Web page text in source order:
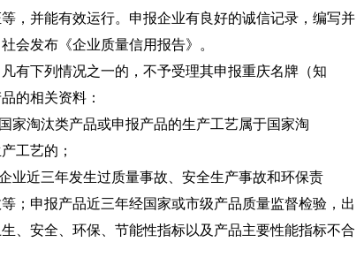
，并能有效运行。申报企业有良好的诚信记录，编写并
会发布《企业质量信用报告》。
凡有下列情况之一的，不予受理其申报重庆名牌（知
的相关资料：
家淘汰类产品或申报产品的生产工艺属于国家淘
工艺的；
业近三年发生过质量事故、安全生产事故和环保责
；申报产品近三年经国家或市级产品质量监督检验，出
、安全、环保、节能性指标以及产品主要性能指标不合